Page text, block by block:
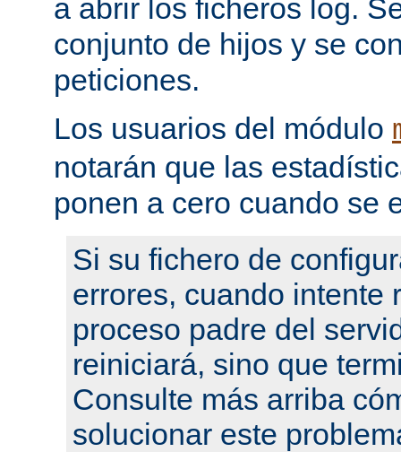
a abrir los ficheros log.
conjunto de hijos y se
peticiones.
Los usuarios del módulo
notarán que las
ponen a cero cuando se
Si su fichero de
errores, cuando intente
proceso padre del
reiniciará, sino que
Consulte más arriba
solucionar este